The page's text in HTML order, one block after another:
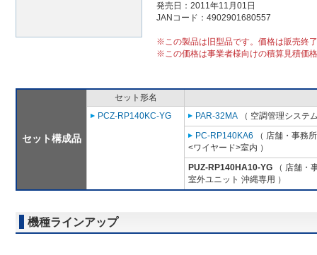
発売日：2011年11月01日
JANコード：4902901680557
※この製品は旧型品です。価格は販売終
※この価格は事業者様向けの積算見積価
セット構成品
セット形名
PCZ-RP140KC-YG
PAR-32MA （ 空調管理システ
PC-RP140KA6 （ 店舗・事務
<ワイヤード>室内 ）
PUZ-RP140HA10-YG （ 店舗・
室外ユニット 沖縄専用 ）
機種ラインアップ